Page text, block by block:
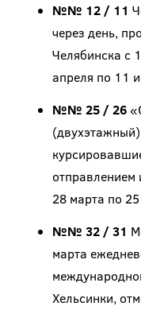
№№ 12 / 11
через день,
Челябинска с
апреля по 11
№№ 25 / 26
отправлением
28 марта по
№№ 32 / 31
марта
Хельсинки,